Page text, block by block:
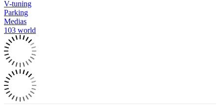
V-tuning
Parking
Medias
103 world